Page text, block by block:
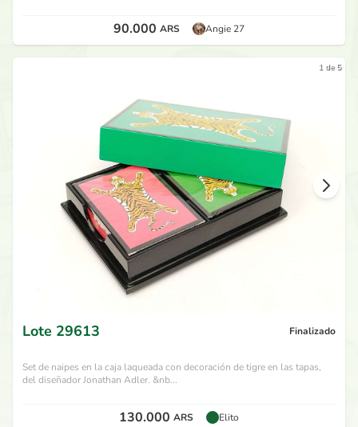
90.000 ARS Angie 27
1 de 5
Lote 29613 Finalizado
Set de naipes en la caja laqueada con decoración de tigre en las tapas,
del diseñador Jonathan Adler. &nb...
130.000 ARS Elito